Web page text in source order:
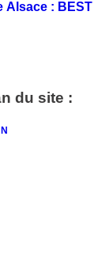
Alsace : BEST
du site :